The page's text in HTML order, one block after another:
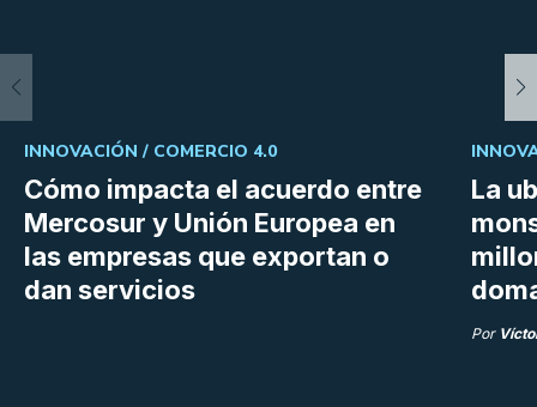
Cómo impacta el acuerdo entre
Mercosur y Unión Europea en
las empresas que exportan o
dan servicios
INNOVACIÓN / COMERCIO 4.0
La
Por